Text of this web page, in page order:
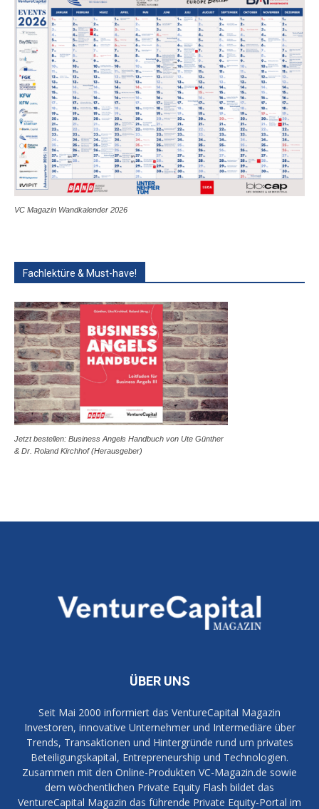
VC Magazin Wandkalender 2026
Fachlektüre & Must-have!
Jetzt bestellen: Business Angels Handbuch von Ute Günther
& Dr. Roland Kirchhof (Herausgeber)
ÜBER UNS
Seit Mai 2000 informiert das VentureCapital Magazin
Investoren, innovative Unternehmer und Intermediäre über
Trends, Transaktionen und Hintergründe rund um privates
Beteiligungskapital, Entrepreneurship und Technologien.
Zusammen mit den Online-Produkten VC-Magazin.de sowie
dem wöchentlichen Private Equity Flash bildet das
VentureCapital Magazin das führende Private Equity-Portal im